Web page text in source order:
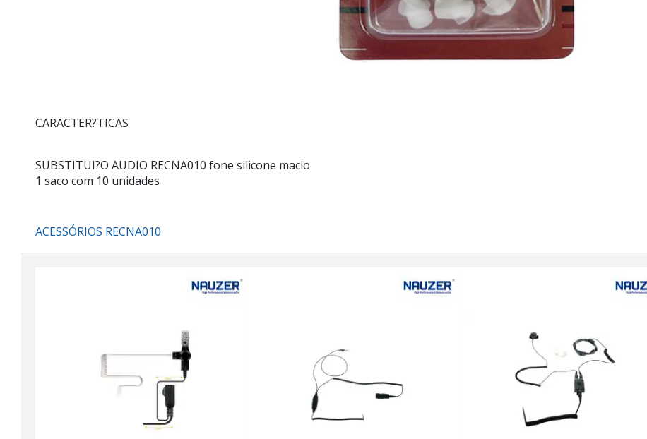
CARACTER?TICAS
SUBSTITUI?O AUDIO RECNA010 fone silicone macio
1 saco com 10 unidades
ACESSÓRIOS RECNA010